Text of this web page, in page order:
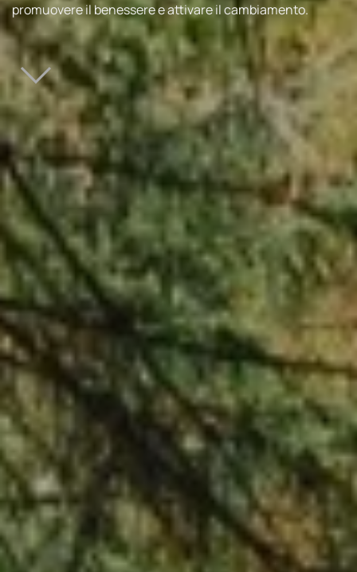
promuovere il benessere e attivare il cambiamento.